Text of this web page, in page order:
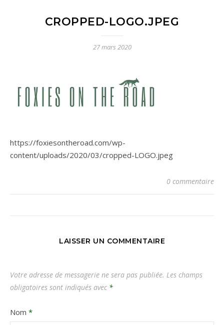
CROPPED-LOGO.JPEG
27 mars 2020
https://foxiesontheroad.com/wp-
content/uploads/2020/03/cropped-LOGO.jpeg
0 commentaire
LAISSER UN COMMENTAIRE
Votre adresse de messagerie ne sera pas publiée. Les champs
obligatoires sont indiqués avec *
Nom *